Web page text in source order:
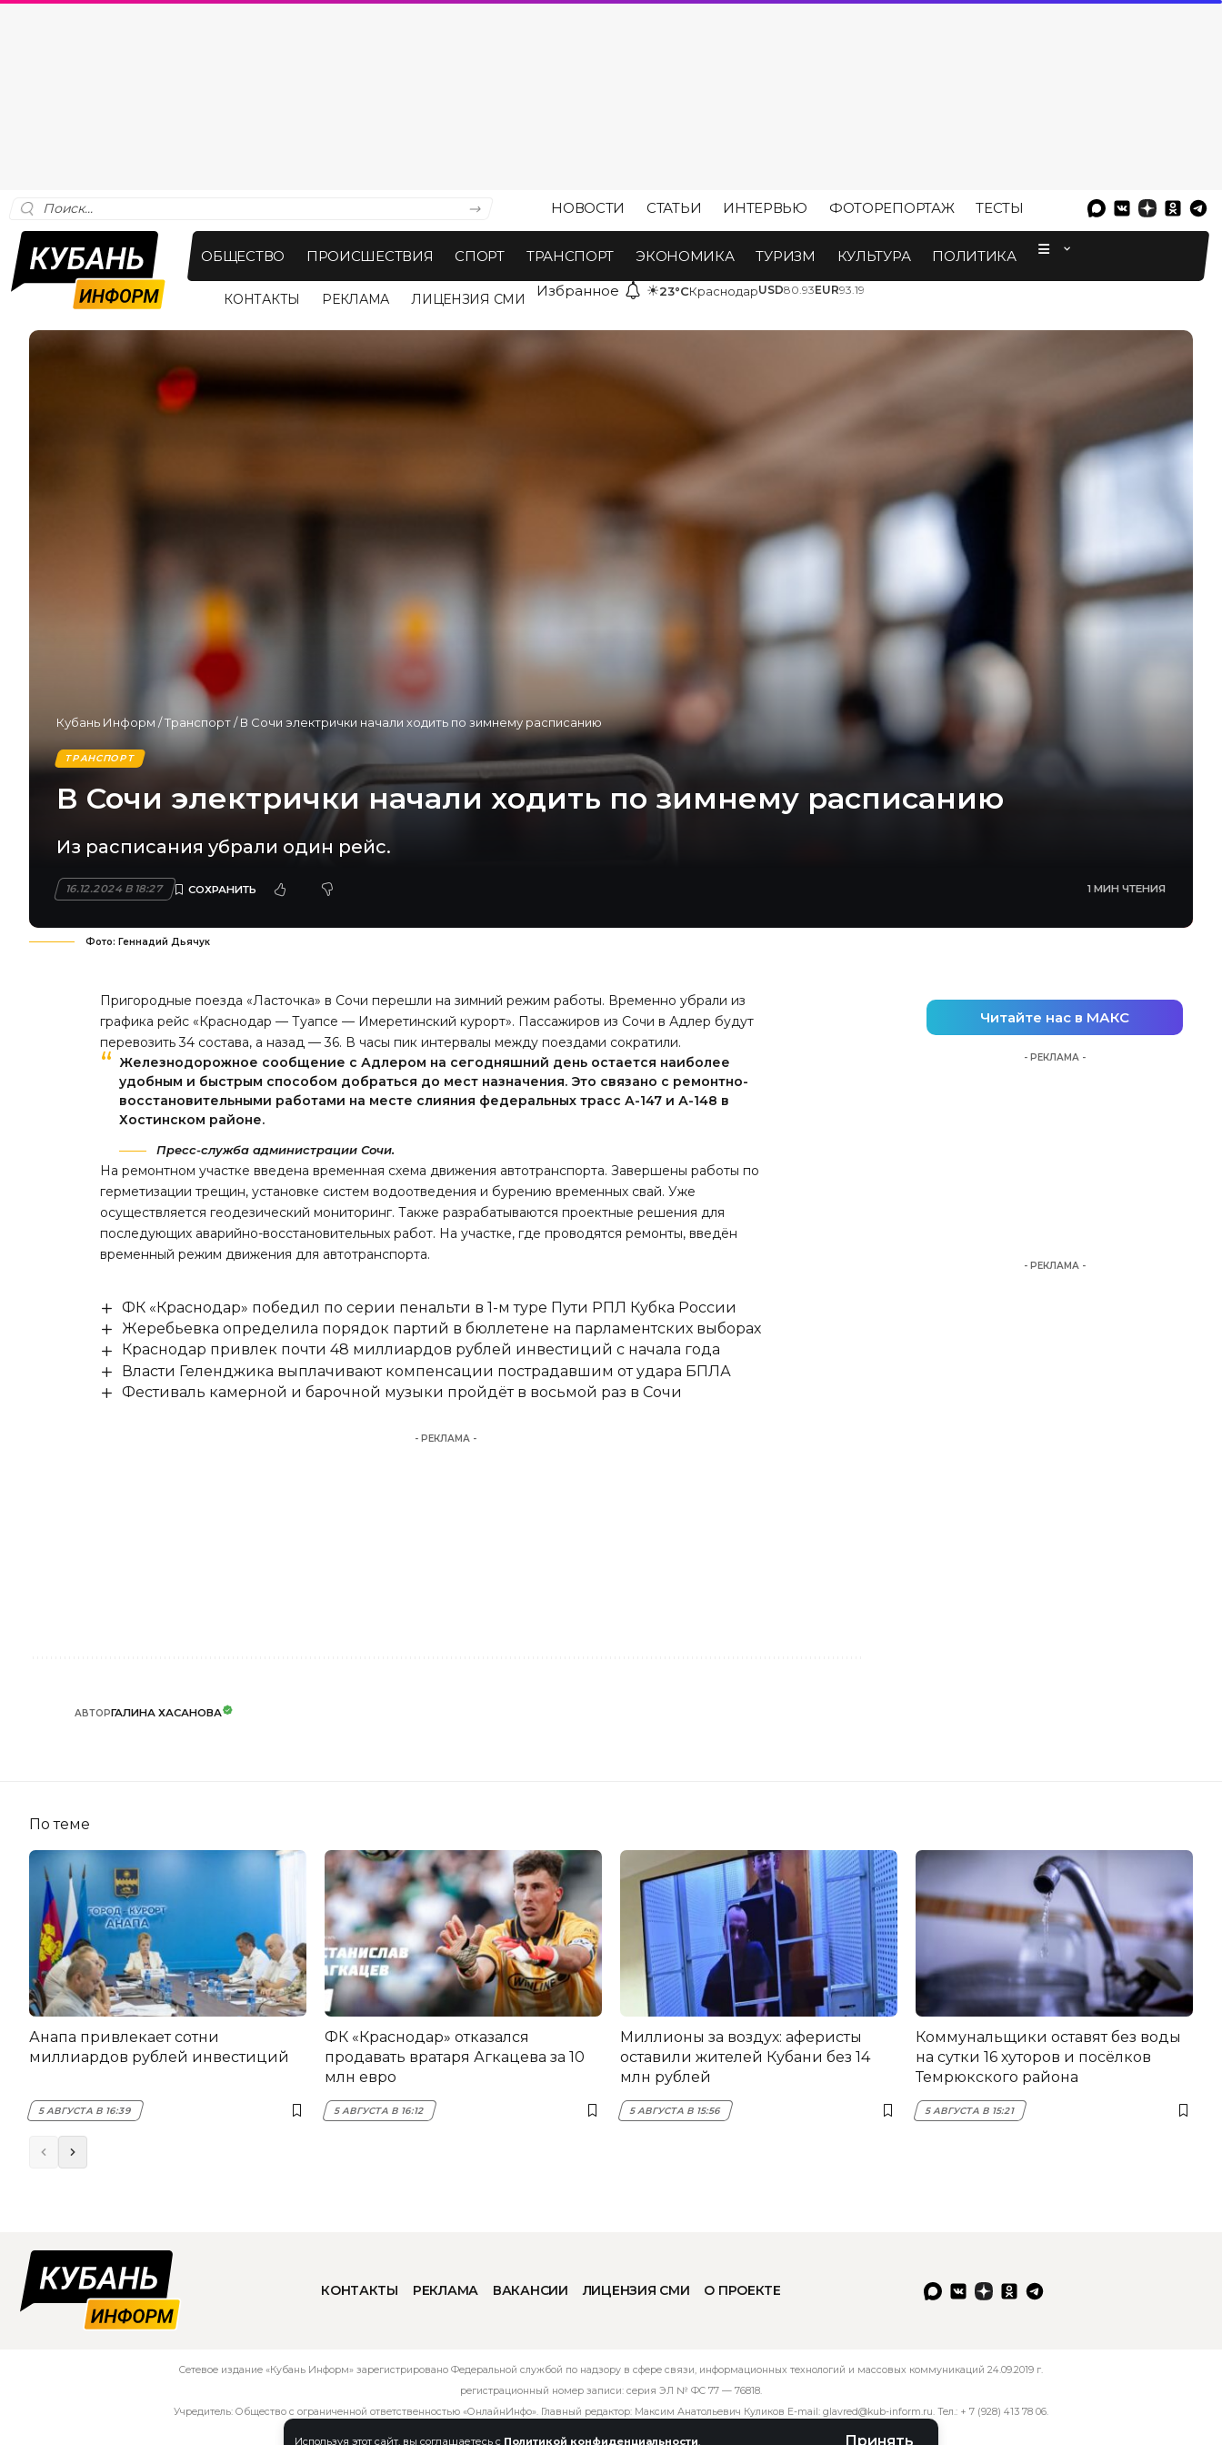
Используя этот сайт, вы соглашаетесь с Политикой конфиденциальности Принять
НОВОСТИ СТАТЬИ ИНТЕРВЬЮ ФОТОРЕПОРТАЖ ТЕСТЫ
ОБЩЕСТВО ПРОИСШЕСТВИЯ СПОРТ ТРАНСПОРТ ЭКОНОМИКА ТУРИЗМ КУЛЬТУРА ПОЛИТИКА
КОНТАКТЫ РЕКЛАМА ЛИЦЕНЗИЯ СМИ Избранное ☀23°CКраснодарUSD80.93EUR93.19
Кубань Информ /Транспорт/В Сочи электрички начали ходить по зимнему расписанию
ТРАНСПОРТ
В Сочи электрички начали ходить по зимнему расписанию
Из расписания убрали один рейс.
16.12.2024 В 18:27 1 МИН ЧТЕНИЯ
Фото: Геннадий Дьячук
Пригородные поезда «Ласточка» в Сочи перешли на зимний режим работы. Временно убрали из
графика рейс «Краснодар — Туапсе — Имеретинский курорт». Пассажиров из Сочи в Адлер будут
перевозить 34 состава, а назад — 36. В часы пик интервалы между поездами сократили.
Железнодорожное сообщение с Адлером на сегодняшний день остается наиболее
удобным и быстрым способом добраться до мест назначения. Это связано с ремонтно-
восстановительными работами на месте слияния федеральных трасс А-147 и А-148 в
Хостинском районе.
Пресс-служба администрации Сочи.
На ремонтном участке введена временная схема движения автотранспорта. Завершены работы по
герметизации трещин, установке систем водоотведения и бурению временных свай. Уже
осуществляется геодезический мониторинг. Также разрабатываются проектные решения для
последующих аварийно-восстановительных работ. На участке, где проводятся ремонты, введён
временный режим движения для автотранспорта.
ФК «Краснодар» победил по серии пенальти в 1-м туре Пути РПЛ Кубка России
Жеребьевка определила порядок партий в бюллетене на парламентских выборах
Краснодар привлек почти 48 миллиардов рублей инвестиций с начала года
Власти Геленджика выплачивают компенсации пострадавшим от удара БПЛА
Фестиваль камерной и барочной музыки пройдёт в восьмой раз в Сочи
- РЕКЛАМА -
АВТОРГАЛИНА ХАСАНОВА
Читайте нас в МАКС
- РЕКЛАМА -
- РЕКЛАМА -
По теме
Анапа привлекает сотни
миллиардов рублей инвестиций
5 АВГУСТА В 16:39
ФК «Краснодар» отказался
продавать вратаря Агкацева за 10
млн евро
5 АВГУСТА В 16:12
Миллионы за воздух: аферисты
оставили жителей Кубани без 14
млн рублей
5 АВГУСТА В 15:56
Коммунальщики оставят без воды
на сутки 16 хуторов и посёлков
Темрюкского района
5 АВГУСТА В 15:21
КОНТАКТЫ РЕКЛАМА ВАКАНСИИ ЛИЦЕНЗИЯ СМИ О ПРОЕКТЕ
Сетевое издание «Кубань Информ» зарегистрировано Федеральной службой по надзору в сфере связи, информационных технологий и массовых коммуникаций 24.09.2019 г.
регистрационный номер записи: серия ЭЛ № ФС 77 — 76818.
Учредитель: Общество с ограниченной ответственностью «ОнлайнИнфо». Главный редактор: Максим Анатольевич Куликов E-mail: glavred@kub-inform.ru. Тел.: + 7 (928) 413 78 06.